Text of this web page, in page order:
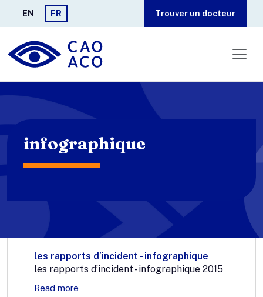
Aller au contenu principal
EN FR Trouver un docteur
infographique
les rapports d’incident - infographique
les rapports d’incident - infographique 2015
Read more